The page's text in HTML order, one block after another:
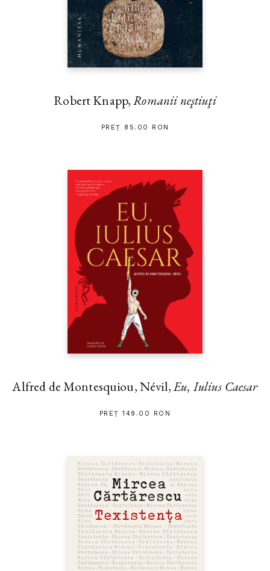
Robert Knapp,Romanii neştiuţi
PREȚ 85.00 RON
Alfred de Montesquiou, Névil,Eu, Iulius Caesar
PREȚ 149.00 RON